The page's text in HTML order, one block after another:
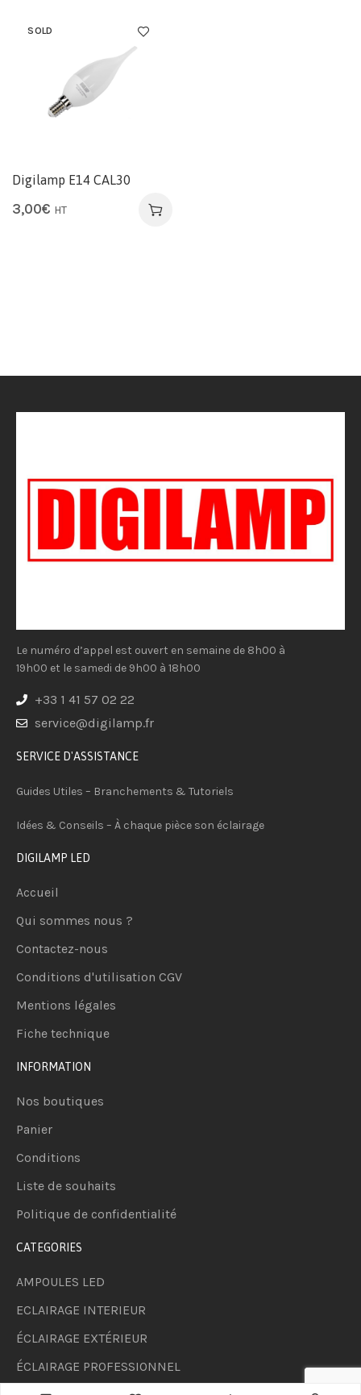
SOLD
Digilamp E14 CAL30
3,00€ HT
Le numéro d’appel est ouvert en semaine de 8h00 à
19h00 et le samedi de 9h00 à 18h00
+33 1 41 57 02 22
service@digilamp.fr
SERVICE D'ASSISTANCE
Guides Utiles – Branchements & Tutoriels
Idées & Conseils – À chaque pièce son éclairage
DIGILAMP LED
Accueil
Qui sommes nous ?
Contactez-nous
Conditions d'utilisation CGV
Mentions légales
Fiche technique
INFORMATION
Nos boutiques
Panier
Conditions
Liste de souhaits
Politique de confidentialité
CATEGORIES
AMPOULES LED
ECLAIRAGE INTERIEUR
ÉCLAIRAGE EXTÉRIEUR
ÉCLAIRAGE PROFESSIONNEL